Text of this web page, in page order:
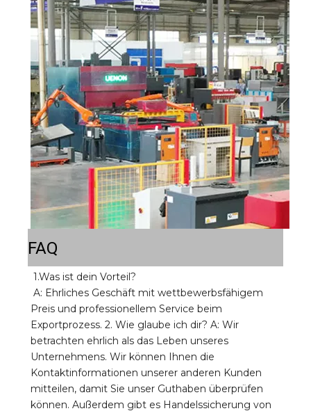
FAQ
1.Was ist dein Vorteil?
A: Ehrliches Geschäft mit wettbewerbsfähigem
Preis und professionellem Service beim
Exportprozess. 2. Wie glaube ich dir? A: Wir
betrachten ehrlich als das Leben unseres
Unternehmens. Wir können Ihnen die
Kontaktinformationen unserer anderen Kunden
mitteilen, damit Sie unser Guthaben überprüfen
können. Außerdem gibt es Handelssicherung von